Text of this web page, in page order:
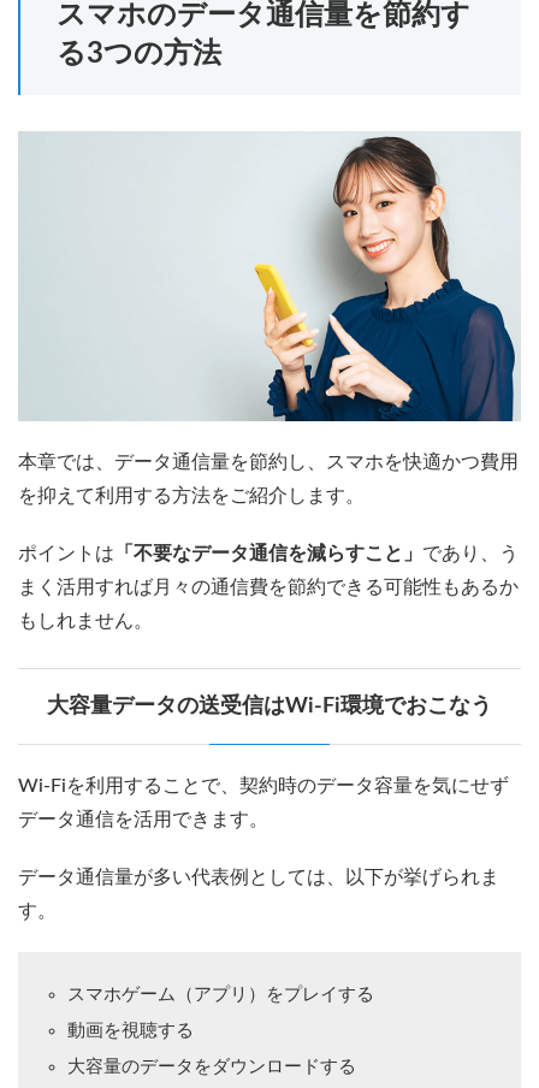
スマホのデータ通信量を節約す
る3つの方法
本章では、データ通信量を節約し、スマホを快適かつ費用
を抑えて利用する方法をご紹介します。
ポイントは 「不要なデータ通信を減らすこと」 であり、う
まく活用すれば月々の通信費を節約できる可能性もあるか
もしれません。
大容量データの送受信はWi-Fi環境でおこなう
Wi-Fiを利用することで、契約時のデータ容量を気にせず
データ通信を活用できます。
データ通信量が多い代表例としては、以下が挙げられま
す。
スマホゲーム（アプリ）をプレイする
動画を視聴する
大容量のデータをダウンロードする